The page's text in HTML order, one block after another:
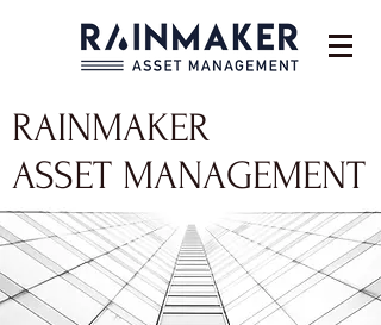
RAINMAKER
ASSET MANAGEMENT